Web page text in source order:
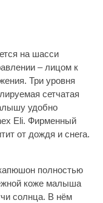
на шасси
– лицом к
Три уровня
сетчатая
удобно
Eli. Фирменный
от дождя и снега.
полностью
коже малыша
солнца. В нём